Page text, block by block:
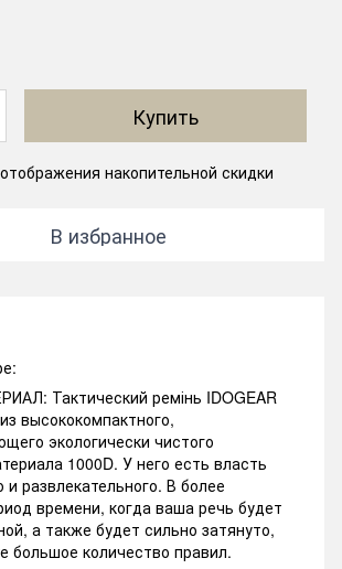
Купить
накопительной скидки
В избранное
Тактический ремінь IDOGEAR
высококомпактного,
экологически чистого
1000D. У него есть власть
и развлекательного. В более
времени, когда ваша речь будет
а также будет сильно затянуто,
большое количество правил.